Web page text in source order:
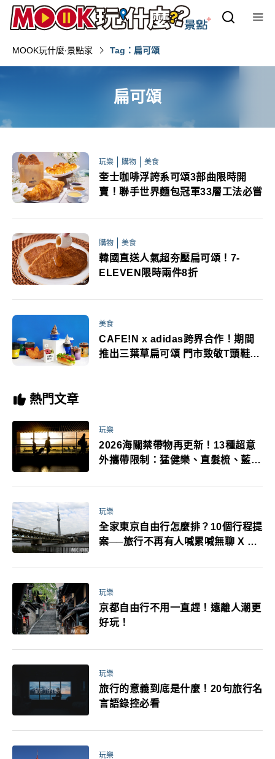
MOOK玩什麼‧景點家 Tag：扁可頌
扁可頌
玩樂 購物 美食
奎士咖啡浮誇系可頌3部曲限時開
賣！聯手世界麵包冠軍33層工法必嘗
購物 美食
韓國直送人氣超夯壓扁可頌！7-
ELEVEN限時兩件8折
美食
CAFE!N x adidas跨界合作！期間
推出三葉草扁可頌 門市致敬T頭鞋掀
熱門文章
玩樂
2026海關禁帶物再更新！13種超意
外攜帶限制：猛健樂、直髮梳、藍牙
萬！注意事項一次看！
玩樂
全家東京自由行怎麼排？10個行程提
案──旅行不再有人喊累喊無聊 X 爸
玩樂
京都自由行不用一直趕！遠離人潮更
好玩！
玩樂
旅行的意義到底是什麼！20句旅行名
言語錄控必看
玩樂